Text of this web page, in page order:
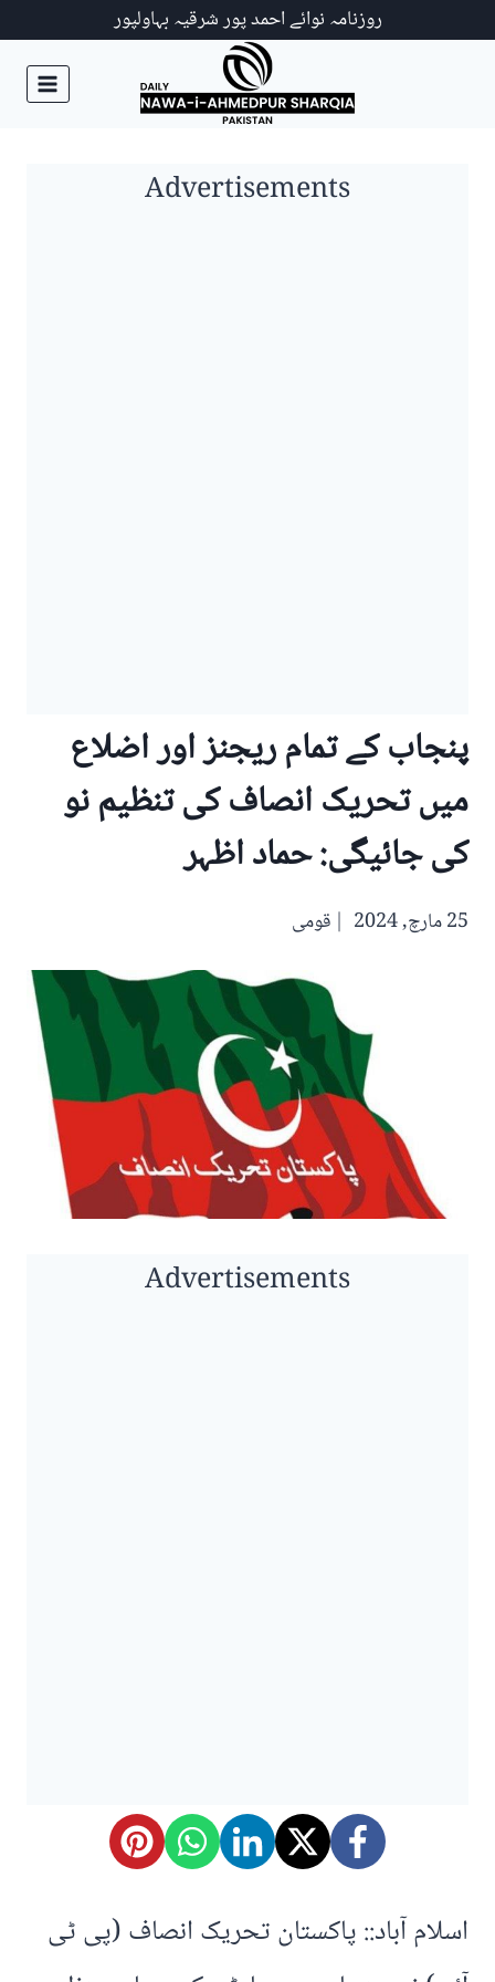
روزنامہ نوائے احمد پور شرقیہ بہاولپور
Advertisements
پنجاب کے تمام ریجنز اور اضلاع
میں تحریک انصاف کی تنظیم نو
کی جائیگی: حماد اظہر
25 مارچ, 2024 قومی
Advertisements
اسلام آباد:: پاکستان تحریک انصاف (پی ٹی